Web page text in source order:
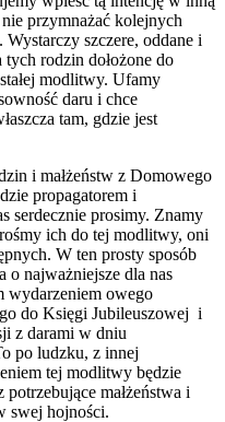
przymnażać kolejnych
szczere, oddane i
rodzin dołożone do
modlitwy. Ufamy
daru i chce
tam, gdzie jest
i małżeństw z Domowego
propagatorem i
serdecznie prosimy. Znamy
ich do tej modlitwy, oni
W ten prosty sposób
o najważniejsze dla nas
wydarzeniem owego
do Księgi Jubileuszowej i
z darami w dniu
po ludzku, z innej
tej modlitwy będzie
małżeństwa i
swej hojności.